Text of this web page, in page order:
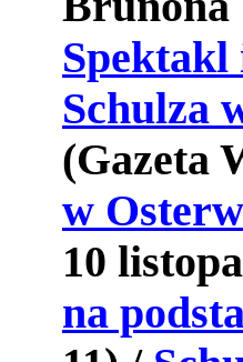
Spektakl
Schulza
(Gazeta
w
10
na